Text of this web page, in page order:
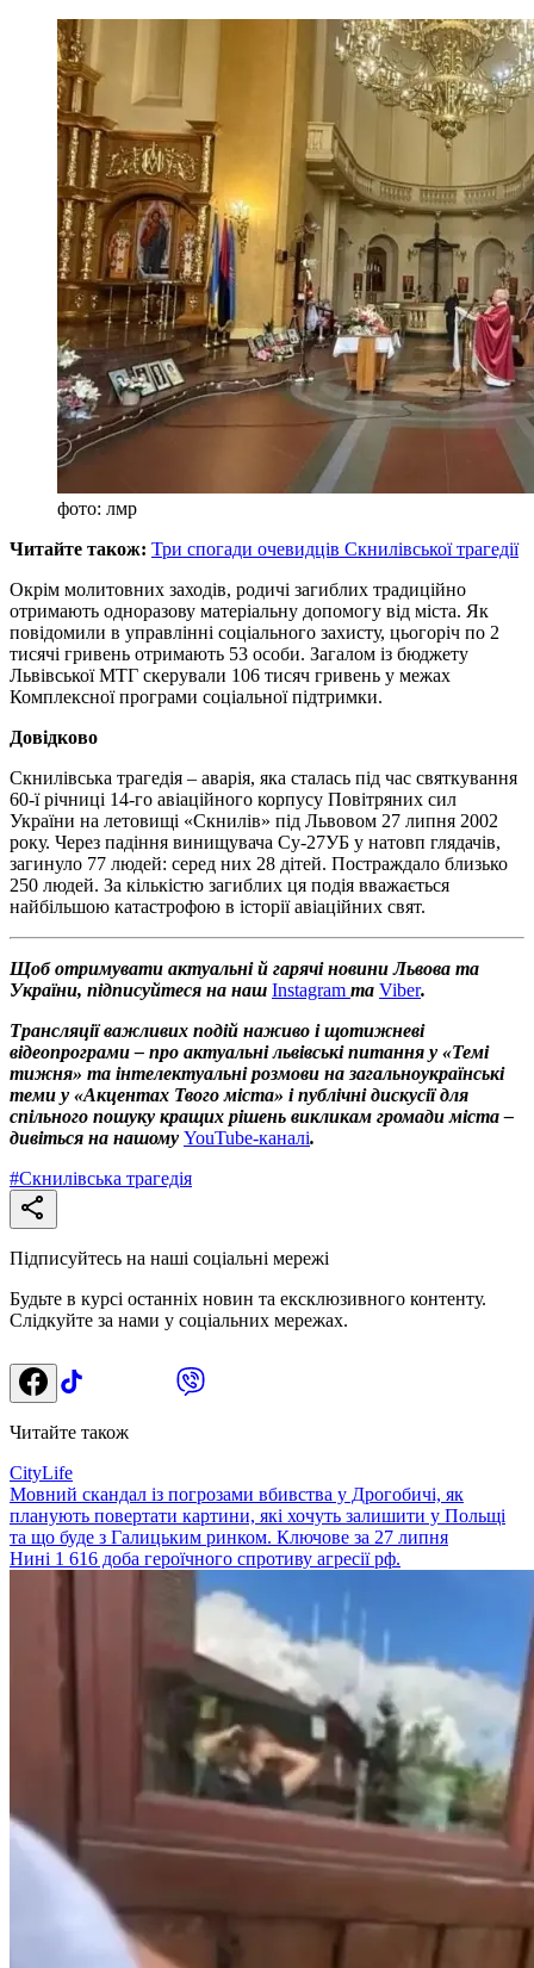
фото: лмр
Читайте також: Три спогади очевидців Скнилівської трагедії
Окрім молитовних заходів, родичі загиблих традиційно
отримають одноразову матеріальну допомогу від міста. Як
повідомили в управлінні соціального захисту, цьогоріч по 2
тисячі гривень отримають 53 особи. Загалом із бюджету
Львівської МТГ скерували 106 тисяч гривень у межах
Комплексної програми соціальної підтримки.
Довідково
Скнилівська трагедія – аварія, яка сталась під час святкування
60-ї річниці 14-го авіаційного корпусу Повітряних сил
України на летовищі «Скнилів» під Львовом 27 липня 2002
року. Через падіння винищувача Су-27УБ у натовп глядачів,
загинуло 77 людей: серед них 28 дітей. Постраждало близько
250 людей. За кількістю загиблих ця подія вважається
найбільшою катастрофою в історії авіаційних свят.
Щоб отримувати актуальні й гарячі новини Львова та
України, підписуйтеся на наш Instagram та Viber.
Трансляції важливих подій наживо і щотижневі
відеопрограми – про актуальні львівські питання у «Темі
тижня» та інтелектуальні розмови на загальноукраїнські
теми у «Акцентах Твого міста» і публічні дискусії для
спільного пошуку кращих рішень викликам громади міста –
дивіться на нашому YouTube-каналі.
#Скнилівська трагедія
Підписуйтесь на наші соціальні мережі
Будьте в курсі останніх новин та ексклюзивного контенту.
Слідкуйте за нами у соціальних мережах.
Читайте також
CityLife
Мовний скандал із погрозами вбивства у Дрогобичі, як
планують повертати картини, які хочуть залишити у Польщі
та що буде з Галицьким ринком. Ключове за 27 липня
Нині 1 616 доба героїчного спротиву агресії рф.